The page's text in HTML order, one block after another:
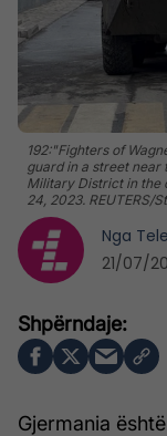
192:"Fighters of
guard in a street near
Military District in the
24, 2023. REUTERS/
Gjermania
Nga
21/07/